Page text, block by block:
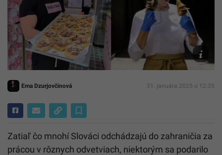
Jojo's
Dough,
IG/
Ema Dzurjovčinová 31. januára 2025 o 12:35
Zatiaľ čo mnohí Slováci odchádzajú do zahraničia za
prácou v rôznych odvetviach, niektorým sa podarilo